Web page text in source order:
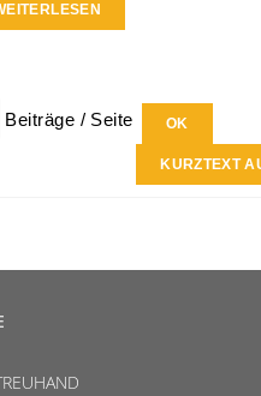
Beiträge / Seite
KURZTEXT